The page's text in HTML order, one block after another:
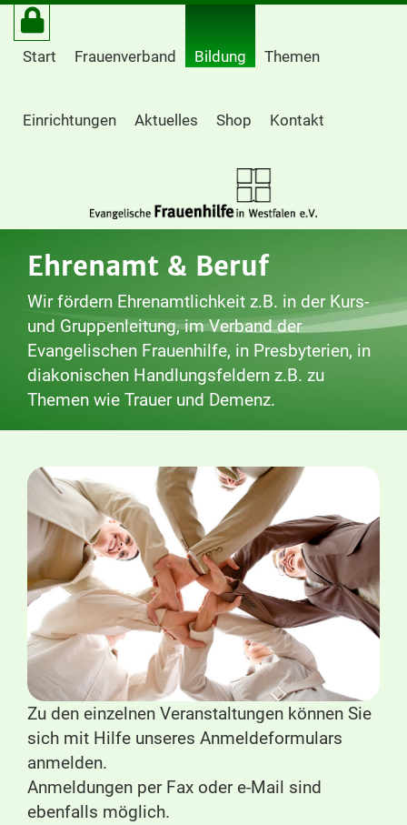
Start Frauenverband Bildung Themen
Einrichtungen Aktuelles Shop Kontakt
Ehrenamt & Beruf
Wir fördern Ehrenamtlichkeit z.B. in der Kurs-
und Gruppenleitung, im Verband der
Evangelischen Frauenhilfe, in Presbyterien, in
diakonischen Handlungsfeldern z.B. zu
Themen wie Trauer und Demenz.
Zu den einzelnen Veranstaltungen können Sie
sich mit Hilfe unseres Anmeldeformulars
anmelden.
Anmeldungen per Fax oder e-Mail sind
ebenfalls möglich.